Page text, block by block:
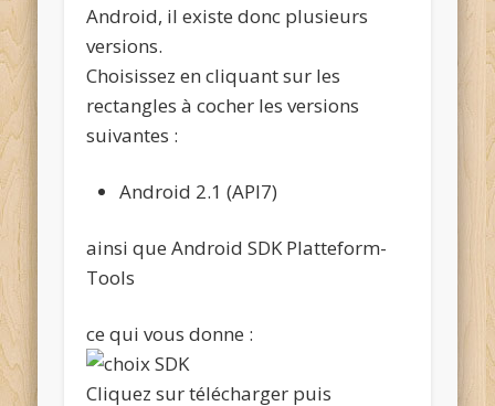
Android, il existe donc plusieurs
versions.
Choisissez en cliquant sur les
rectangles à cocher les versions
suivantes :
Android 2.1 (API7)
ainsi que Android SDK Platteform-
Tools
ce qui vous donne :
Cliquez sur télécharger puis